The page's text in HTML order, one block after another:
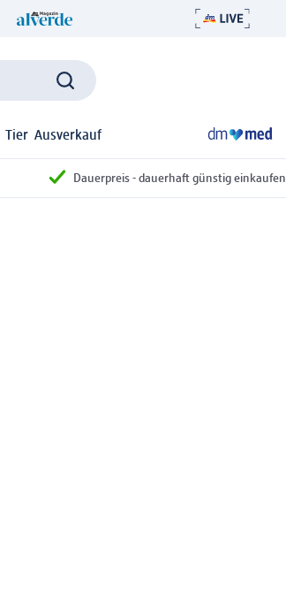
Tier Ausverkauf
Dauerpreis - dauerhaft günstig einkaufen